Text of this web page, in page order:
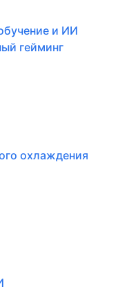
и ИИ
гейминг
охлаждения